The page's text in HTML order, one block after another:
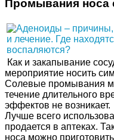
Промывания носа
Как и закапывание
мероприятие носить
Солевые промывания
течение длительного
эффектов не возникает.
Лучше всего
продается в аптеках.
носа можно